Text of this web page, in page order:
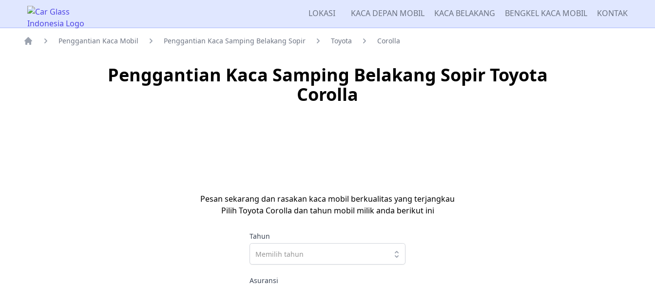
Car Glass Indonesia LOKASI KACA DEPAN MOBIL KACA BELAKANG BENGKEL KACA MOBIL KONTAK
Penggantian Kaca Mobil Penggantian Kaca Samping Belakang Sopir Toyota Corolla
Penggantian Kaca Samping Belakang Sopir Toyota
Corolla
Pesan sekarang dan rasakan kaca mobil berkualitas yang terjangkau
Pilih Toyota Corolla dan tahun mobil milik anda berikut ini
Tahun
Asuransi